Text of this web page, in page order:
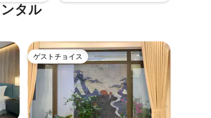
タル
ゲストチョイス
ゲストチョイス